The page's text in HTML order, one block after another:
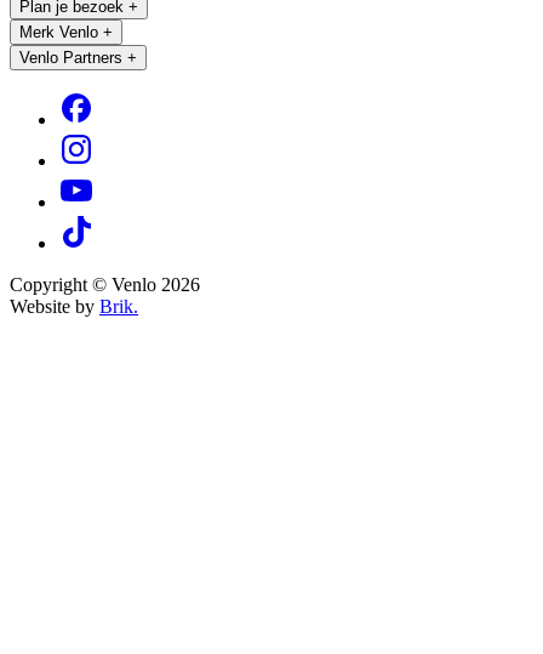
Plan je bezoek +
Merk Venlo +
Venlo Partners +
Copyright © Venlo 2026
Website by Brik.